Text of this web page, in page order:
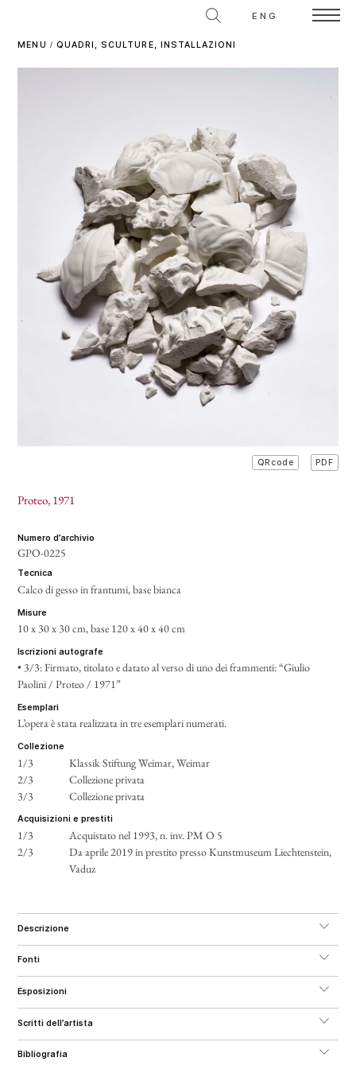
ENG
MENU / QUADRI, SCULTURE, INSTALLAZIONI
QRcode PDF
Proteo, 1971
numero d’archivio
GPO-0225
tecnica
Calco di gesso in frantumi, base bianca
misure
10 x 30 x 30 cm, base 120 x 40 x 40 cm
iscrizioni autografe
• 3/3: Firmato, titolato e datato al verso di uno dei frammenti: “Giulio
Paolini / Proteo / 1971”
esemplari
L’opera è stata realizzata in tre esemplari numerati.
collezione
1/3
Klassik Stiftung Weimar, Weimar
2/3
Collezione privata
3/3
Collezione privata
acquisizioni e prestiti
1/3
Acquistato nel 1993, n. inv. PM O 5
2/3
Da aprile 2019 in prestito presso Kunstmuseum Liechtenstein,
Vaduz
descrizione
fonti
esposizioni
scritti dell’artista
bibliografia